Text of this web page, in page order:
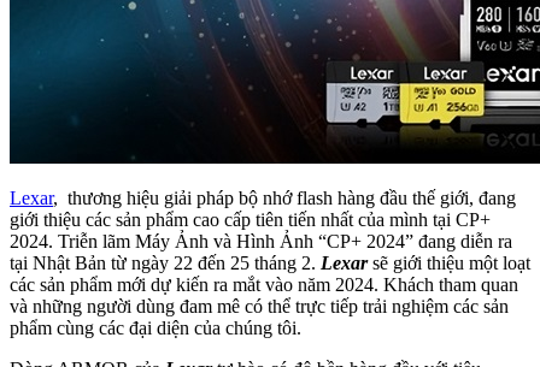
Lexar, thương hiệu giải pháp bộ nhớ flash hàng đầu thế giới, đang
giới thiệu các sản phẩm cao cấp tiên tiến nhất của mình tại CP+
2024. Triễn lãm Máy Ảnh và Hình Ảnh “CP+ 2024” đang diễn ra
tại Nhật Bản từ ngày 22 đến 25 tháng 2. Lexarsẽ giới thiệu một loạt
các sản phẩm mới dự kiến ra mắt vào năm 2024. Khách tham quan
và những người dùng đam mê có thể trực tiếp trải nghiệm các sản
phẩm cùng các đại diện của chúng tôi.